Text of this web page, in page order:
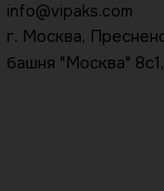
info@vipaks.com
г. Москва,
башня "Москва"